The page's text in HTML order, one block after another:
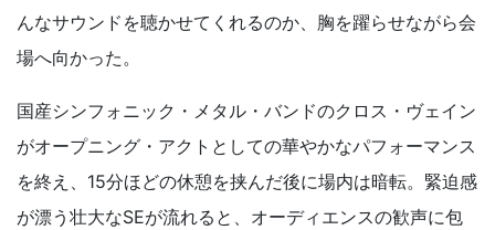
んなサウンドを聴かせてくれるのか、胸を躍らせながら会
場へ向かった。
国産シンフォニック・メタル・バンドのクロス・ヴェイン
がオープニング・アクトとしての華やかなパフォーマンス
を終え、15分ほどの休憩を挟んだ後に場内は暗転。緊迫感
が漂う壮大なSEが流れると、オーディエンスの歓声に包